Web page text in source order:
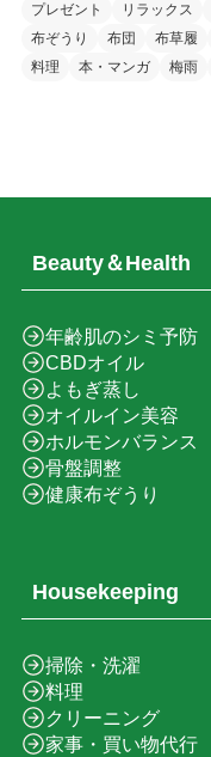
プレゼント
リラックス
布ぞうり
布団 布草履
料理
本・マンガ 梅雨
Beauty＆Health
年齢肌のシミ予防
CBDオイル
よもぎ蒸し
オイルイン美容
ホルモンバランス
骨盤調整
健康布ぞうり
Housekeeping
掃除・洗濯
料理
クリーニング
家事・買い物代行